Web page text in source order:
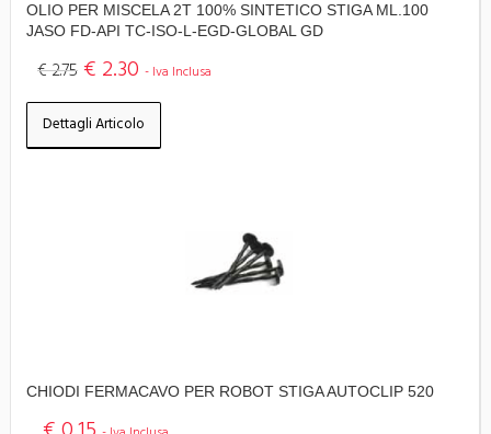
OLIO PER MISCELA 2T 100% SINTETICO STIGA ML.100
JASO FD-API TC-ISO-L-EGD-GLOBAL GD
€ 2.75 € 2.30 - Iva Inclusa
Dettagli Articolo
CHIODI FERMACAVO PER ROBOT STIGA AUTOCLIP 520